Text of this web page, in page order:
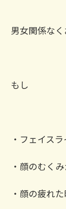
男女関係なく
もし
・フェイス
・顔のむく
・顔の疲れ